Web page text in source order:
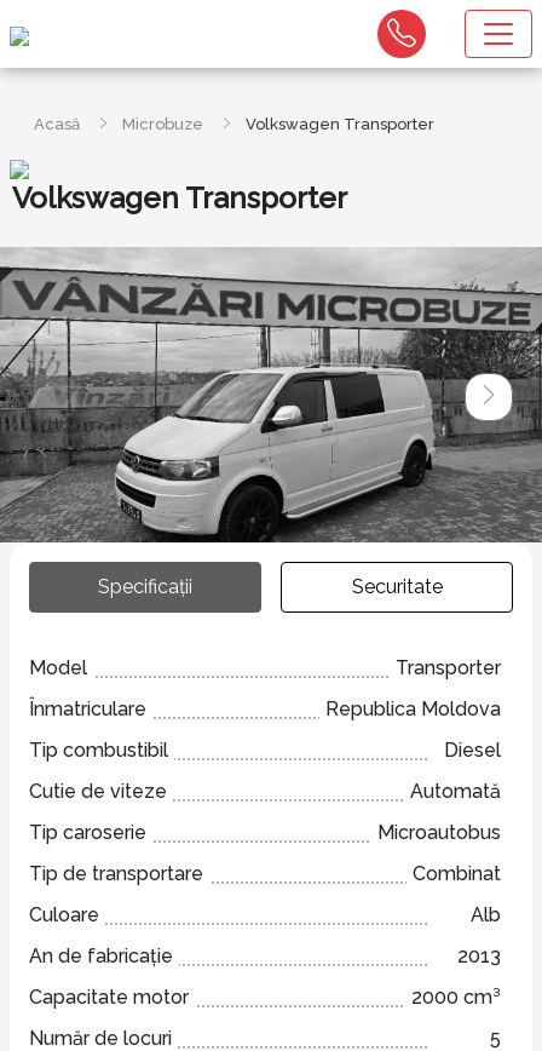
Acasă Microbuze Volkswagen Transporter
Volkswagen Transporter
Specificații Securitate
Model
Transporter
Înmatriculare
Republica Moldova
Tip combustibil
Diesel
Cutie de viteze
Automată
Tip caroserie
Microautobus
Tip de transportare
Combinat
Culoare
Alb
An de fabricație
2013
Capacitate motor
2000 cm³
Număr de locuri
5